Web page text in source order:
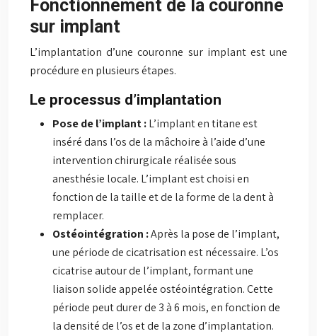
Fonctionnement de la couronne
sur implant
L’implantation d’une couronne sur implant est une
procédure en plusieurs étapes.
Le processus d’implantation
Pose de l’implant :L’implant en titane est
inséré dans l’os de la mâchoire à l’aide d’une
intervention chirurgicale réalisée sous
anesthésie locale. L’implant est choisi en
fonction de la taille et de la forme de la dent à
remplacer.
Ostéointégration :Après la pose de l’implant,
une période de cicatrisation est nécessaire. L’os
cicatrise autour de l’implant, formant une
liaison solide appelée ostéointégration. Cette
période peut durer de 3 à 6 mois, en fonction de
la densité de l’os et de la zone d’implantation.